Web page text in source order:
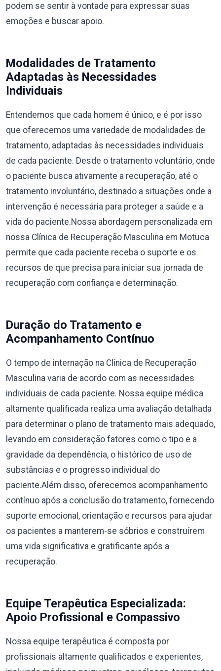
podem se sentir à vontade para expressar suas
emoções e buscar apoio.
Modalidades de Tratamento
Adaptadas às Necessidades
Individuais
Entendemos que cada homem é único, e é por isso
que oferecemos uma variedade de modalidades de
tratamento, adaptadas às necessidades individuais
de cada paciente. Desde o tratamento voluntário, onde
o paciente busca ativamente a recuperação, até o
tratamento involuntário, destinado a situações onde a
intervenção é necessária para proteger a saúde e a
vida do paciente.Nossa abordagem personalizada em
nossa Clínica de Recuperação Masculina em Motuca
permite que cada paciente receba o suporte e os
recursos de que precisa para iniciar sua jornada de
recuperação com confiança e determinação.
Duração do Tratamento e
Acompanhamento Contínuo
O tempo de internação na Clínica de Recuperação
Masculina varia de acordo com as necessidades
individuais de cada paciente. Nossa equipe médica
altamente qualificada realiza uma avaliação detalhada
para determinar o plano de tratamento mais adequado,
levando em consideração fatores como o tipo e a
gravidade da dependência, o histórico de uso de
substâncias e o progresso individual do
paciente.Além disso, oferecemos acompanhamento
contínuo após a conclusão do tratamento, fornecendo
suporte emocional, orientação e recursos para ajudar
os pacientes a manterem-se sóbrios e construírem
uma vida significativa e gratificante após a
recuperação.
Equipe Terapêutica Especializada:
Apoio Profissional e Compassivo
Nossa equipe terapêutica é composta por
profissionais altamente qualificados e experientes,